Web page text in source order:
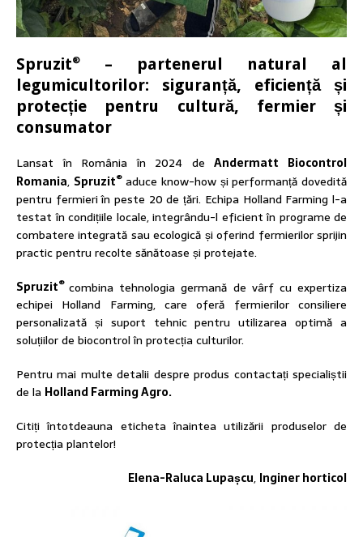
Spruzit®
– partenerul natural al
legumicultorilor: siguranță, eficiență și
protecție pentru cultură, fermier și
consumator
Lansat în România în 2024 deAndermatt Biocontrol
Romania, Spruzit®aduce know-how și performanță dovedită
pentru fermieri în peste 20 de țări. Echipa Holland Farming l-a
testat în condițiile locale, integrându-l eficient în programe de
combatere integrată sau ecologică și oferind fermierilor sprijin
practic pentru recolte sănătoase și protejate.
Spruzit® combina tehnologia germană de vârf cu expertiza
echipei Holland Farming, care oferă fermierilor consiliere
personalizată și suport tehnic pentru utilizarea optimă a
soluțiilor de biocontrol în protecția culturilor.
Pentru mai multe detalii despre produs contactați specialiștii
de la Holland Farming Agro.
Citiți întotdeauna eticheta înaintea utilizării produselor de
protecția plantelor!
Elena-Raluca Lupașcu, Inginer horticol